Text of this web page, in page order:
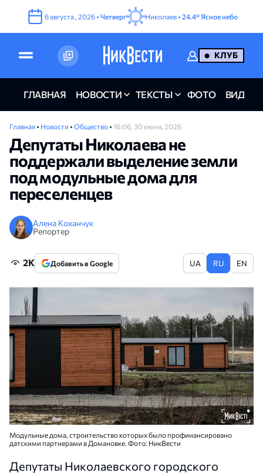
6августа , 2026 • Четверг Николаев • 24.4° Ясное небо
КЛУБ
ГЛАВНАЯ НОВОСТИ ТЕКСТЫ ФОТО ВИДЕО
Главная • Новости • Общество • 16:06, 30 июня, 2026
Депутаты Николаева не
поддержали выделение земли
под модульные дома для
переселенцев
Алена Коханчук
Репортер
2K Добавить в Google UA RU EN
Модульные дома, строительство которых было профинансировано
датскими партнерами в Домановке. Фото: НикВести
Депутаты Николаевского городского